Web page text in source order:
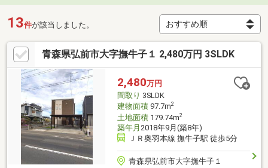
13件が該当しました。
青森県弘前市大字撫牛子１ 2,480万円 3SLDK
2,480万円
間取り 3SLDK
建物面積97.7m2
土地面積179.74m2
築年月 2018年9月(築8年)
ＪＲ奥羽本線 撫牛子駅 徒歩5分
青森県弘前市大字撫牛子１